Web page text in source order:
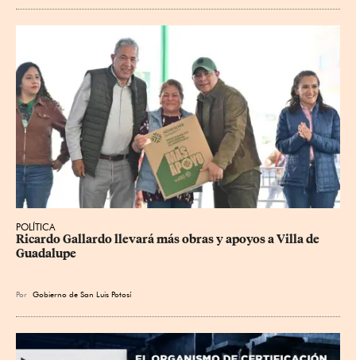
POLÍTICA
Ricardo Gallardo llevará más obras y apoyos a Villa de
Guadalupe
Por Gobierno de San Luis Potosí